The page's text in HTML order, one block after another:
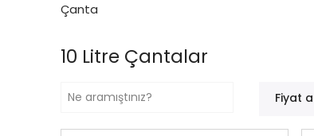
Çanta
10 Litre Çantalar
Fiyat